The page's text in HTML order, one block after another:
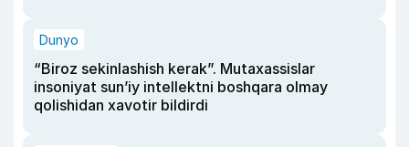
Dunyo
“Biroz sekinlashish kerak”. Mutaxassislar
insoniyat sun’iy intellektni boshqara olmay
qolishidan xavotir bildirdi